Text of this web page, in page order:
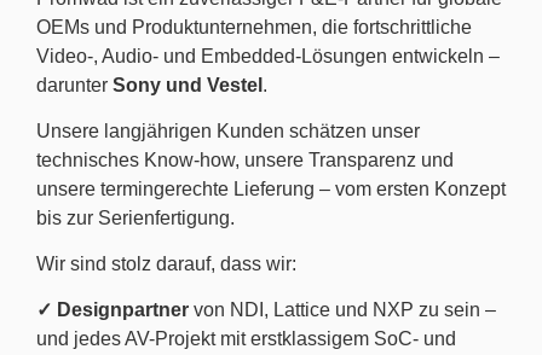
OEMs und Produktunternehmen, die fortschrittliche
Video-, Audio- und Embedded-Lösungen entwickeln –
darunter Sony und Vestel .
Unsere langjährigen Kunden schätzen unser
technisches Know-how, unsere Transparenz und
unsere termingerechte Lieferung – vom ersten Konzept
bis zur Serienfertigung.
Wir sind stolz darauf, dass wir:
✓ Designpartner von NDI, Lattice und NXP zu sein –
und jedes AV-Projekt mit erstklassigem SoC- und